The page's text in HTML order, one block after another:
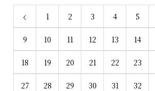
1 2 3 4 5
9 10 11 12 13 14
18 19 20 21 22 23
27 28 29 30 31 32